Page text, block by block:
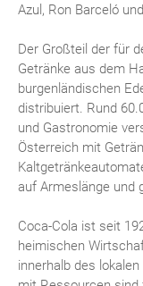
Azul, Ron Barceló
Der Großteil der für
Getränke aus dem
burgenländischen
distribuiert. Rund
und Gastronomie
Österreich mit
auf Armeslänge und
Coca-Cola ist seit
heimischen
innerhalb des